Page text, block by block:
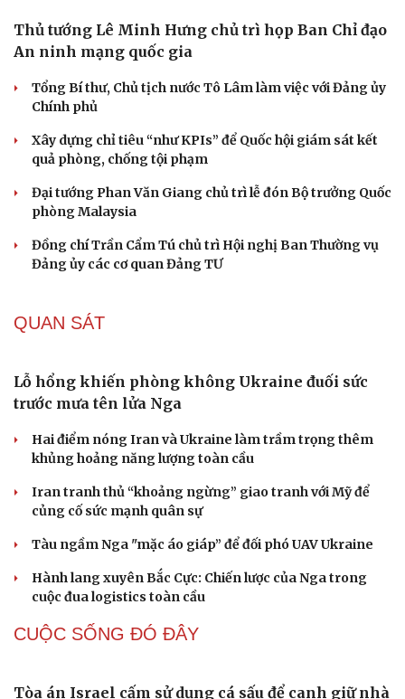
Cải chính
HỒ SƠ
Chuyện gì sẽ xảy ra nếu phát xít Đức xâm lược Anh vào
năm 1940?
Tại sao Mỹ bất ngờ ngừng ném bom Iran dù ông
Trump từng rất cả quyết?
Biệt đội UAV tử thần của Ukraine chuyên tấn công tàu
Nga trên biển
CHÍNH TRỊ
An ninh mạng quốc gia
Chính phủ